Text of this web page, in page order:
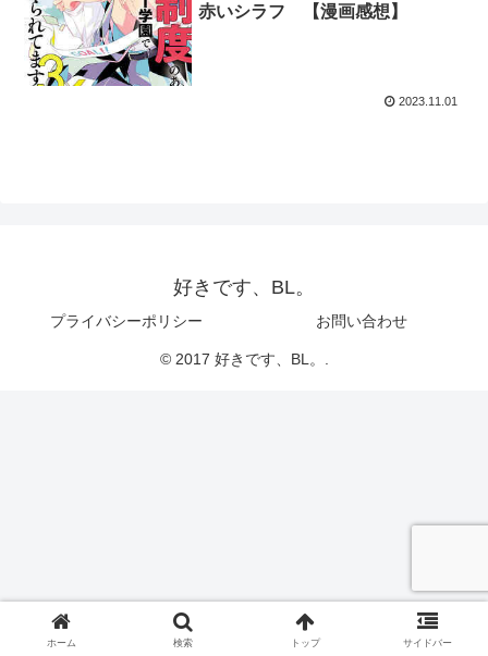
赤いシラフ 【漫画感想】
2023.11.01
好きです、BL。
プライバシーポリシー お問い合わせ
© 2017 好きです、BL。.
ホーム 検索 トップ サイドバー